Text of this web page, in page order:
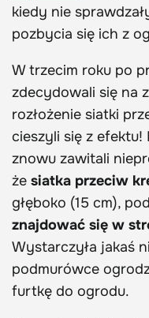
kiedy nie
pozbycia się ich z
W trzecim roku po
zdecydowali się na
rozłożenie siatki
cieszyli się z
znowu zawitali
że siatka przeciw
głęboko (15 cm),
znajdować się w
Wystarczyła jakaś
podmurówce
furtkę do ogrodu.